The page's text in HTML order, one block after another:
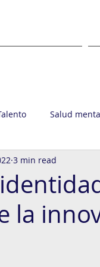
Salud
Ronin
la
3 min read